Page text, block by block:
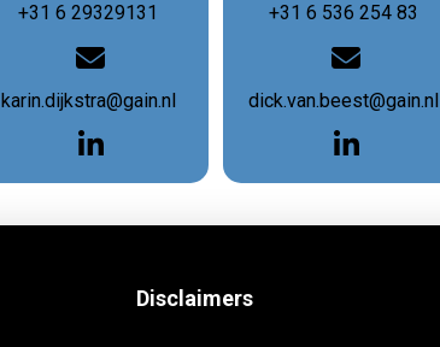
+31 6 29329131
karin.dijkstra@gain.nl
+31 6 536 254 83
dick.van.beest@gain.nl
Disclaimers